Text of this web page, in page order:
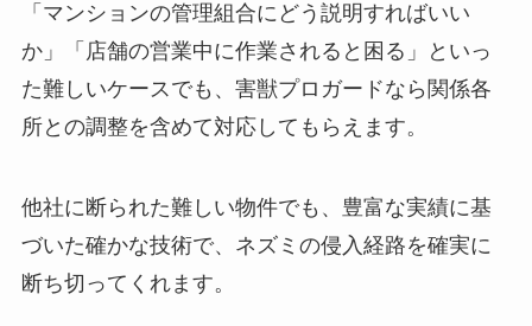
「マンションの管理組合にどう説明すればいい
か」「店舗の営業中に作業されると困る」といっ
た難しいケースでも、害獣プロガードなら関係各
所との調整を含めて対応してもらえます。
他社に断られた難しい物件でも、豊富な実績に基
づいた確かな技術で、ネズミの侵入経路を確実に
断ち切ってくれます。